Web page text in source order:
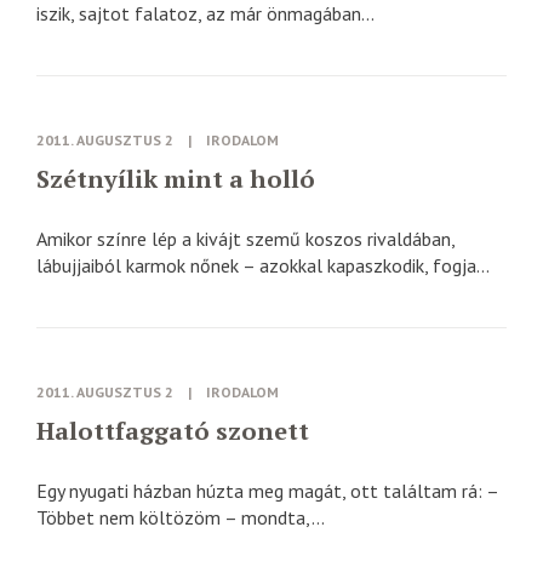
iszik, sajtot falatoz, az már önmagában...
2011. AUGUSZTUS 2 | IRODALOM
Szétnyílik mint a holló
Amikor színre lép a kivájt szemű koszos rivaldában,
lábujjaiból karmok nőnek – azokkal kapaszkodik, fogja...
2011. AUGUSZTUS 2 | IRODALOM
Halottfaggató szonett
Egy nyugati házban húzta meg magát, ott találtam rá: –
Többet nem költözöm – mondta,...